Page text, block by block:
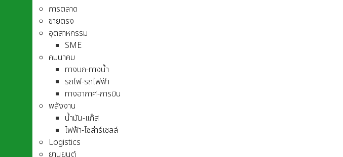
การตลาด
ขายตรง
อุตสาหกรรม
SME
คมนาคม
ทางบก-ทางน้ำ
รถไฟ-รถไฟฟ้า
ทางอากาศ-การบิน
พลังงาน
น้ำมัน-แก๊ส
ไฟฟ้า-โซล่าร์เซลล์
Logistics
ยานยนต์